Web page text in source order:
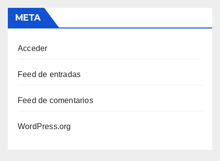
META
Acceder
Feed de entradas
Feed de comentarios
WordPress.org